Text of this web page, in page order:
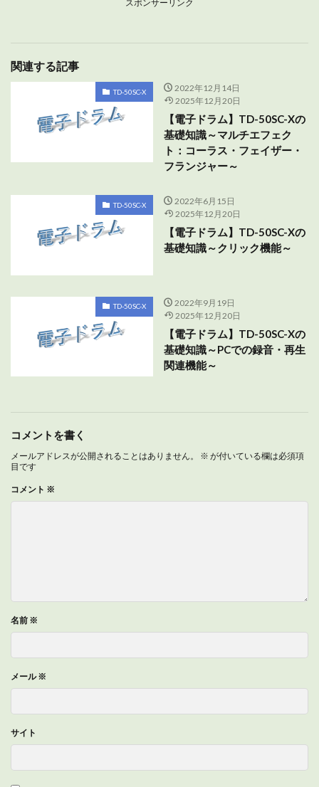
スポンサーリンク
関連する記事
TD-50SC-X
2022年12月14日
2025年12月20日
【電子ドラム】TD-50SC-Xの
基礎知識～マルチエフェク
ト：コーラス・フェイザー・
フランジャー～
TD-50SC-X
2022年6月15日
2025年12月20日
【電子ドラム】TD-50SC-Xの
基礎知識～クリック機能～
TD-50SC-X
2022年9月19日
2025年12月20日
【電子ドラム】TD-50SC-Xの
基礎知識～PCでの録音・再生
関連機能～
コメントを書く
メールアドレスが公開されることはありません。 ※ が付いている欄は必須項
目です
コメント ※
名前 ※
メール※
サイト